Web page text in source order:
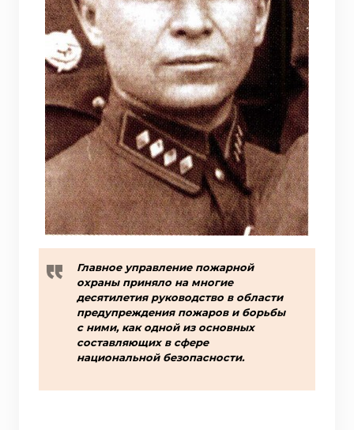
Главное управление пожарной
охраны приняло на многие
десятилетия руководство в области
предупреждения пожаров и борьбы
с ними, как одной из основных
составляющих в сфере
национальной безопасности.